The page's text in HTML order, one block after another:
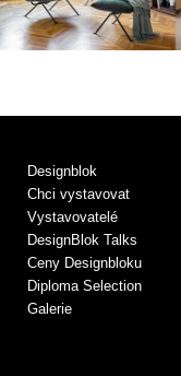
Designblok
Chci vystavovat
Vystavovatelé
DesignBlok Talks
Ceny Designbloku
Diploma Selection
Galerie